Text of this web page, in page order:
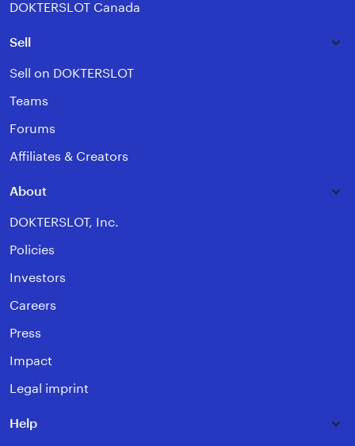
DOKTERSLOT Canada
Sell
Sell on DOKTERSLOT
Teams
Forums
Affiliates & Creators
About
DOKTERSLOT, Inc.
Policies
Investors
Careers
Press
Impact
Legal imprint
Help